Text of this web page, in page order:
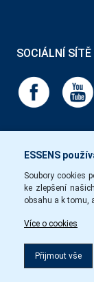
ESSENS
Soubory cookies
ke zlepšení
obsahu a k tomu,
Více o cookies
Přijmout vše
SOCIÁLNÍ SÍTĚ